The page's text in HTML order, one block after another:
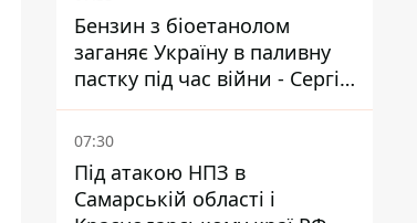
Бензин з біоетанолом
заганяє Україну в паливну
пастку під час війни - Сергій
Куюн
07:30
Під атакою НПЗ в
Самарській області і